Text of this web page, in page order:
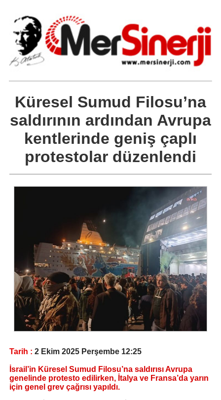
Küresel Sumud Filosu’na
saldırının ardından Avrupa
kentlerinde geniş çaplı
protestolar düzenlendi
Tarih : 2 Ekim 2025 Perşembe 12:25
İsrail’in Küresel Sumud Filosu’na saldırısı Avrupa
genelinde protesto edilirken, İtalya ve Fransa’da yarın
için genel grev çağrısı yapıldı.